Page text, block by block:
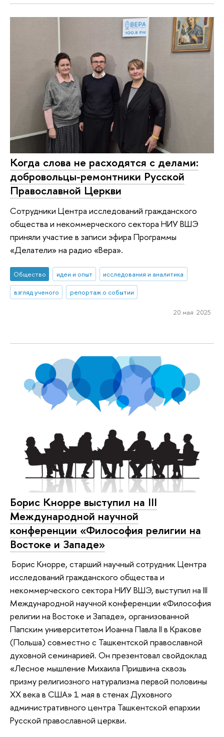
Когда слова не расходятся с делами:
добровольцы-ремонтники Русской
Православной Церкви
Сотрудники Центра исследований гражданского
общества и некоммерческого сектора НИУ ВШЭ
приняли участие в записи эфира Программы
«Делатели» на радио «Вера».
Общество идеи и опыт
исследования и аналитика
взгляд ученого
репортаж о событии
20 мая 2025
Борис Кнорре выступил на III
Международной научной
конференции «Философия религии на
Востоке и Западе»
Борис Кнорре, старший научный сотрудник Центра
исследований гражданского общества и
некоммерческого сектора НИУ ВШЭ, выступил на III
Международной научной конференции «Философия
религии на Востоке и Западе», организованной
Папским университетом Иоанна Павла II в Кракове
(Польша) совместно с Ташкентской православной
духовной семинарией. Он презентовал свойдоклад
«Лесное мышление Михаила Пришвина сквозь
призму религиозного натурализма первой половины
XX века в США» 1 мая в стенах Духовного
административного центра Ташкентской епархии
Русской православной церкви.